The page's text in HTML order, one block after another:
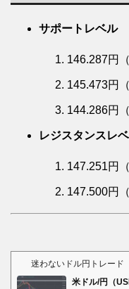
サポートレベル
146.287円
145.473円
144.286円
レジスタンスレ
147.251円
147.500円
迷わないドル円トレード
米ドル/円（